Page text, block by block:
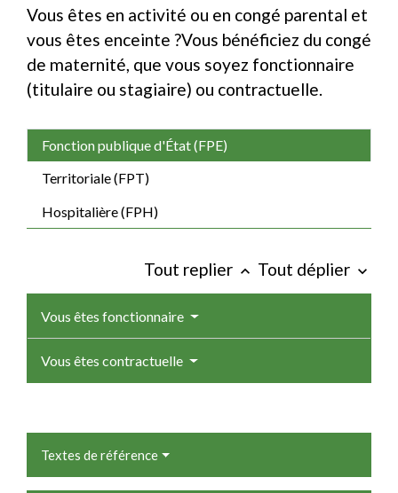
Vous êtes en activité ou en congé parental et
vous êtes enceinte ?Vous bénéficiez du congé
de maternité, que vous soyez fonctionnaire
(titulaire ou stagiaire) ou contractuelle.
Fonction publique d'État (FPE)
Territoriale (FPT)
Hospitalière (FPH)
Tout replier keyboard_arrow_up Tout déplier keyboard_arrow_down
Vous êtes fonctionnaire
Vous êtes contractuelle
Textes de référence